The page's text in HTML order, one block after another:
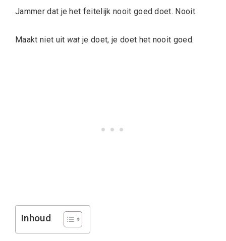
Jammer dat je het feitelijk nooit goed doet. Nooit.
Maakt niet uit wat je doet, je doet het nooit goed.
Inhoud